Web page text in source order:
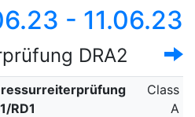
- 11.06.23
DRA2
RD1
Class
A